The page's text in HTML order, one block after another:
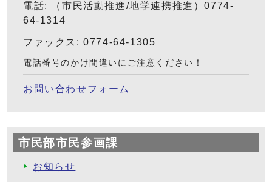
電話: （市民活動推進/地学連携推進）0774-
64-1314
ファックス: 0774-64-1305
電話番号のかけ間違いにご注意ください！
お問い合わせフォーム
市民部市民参画課
お知らせ